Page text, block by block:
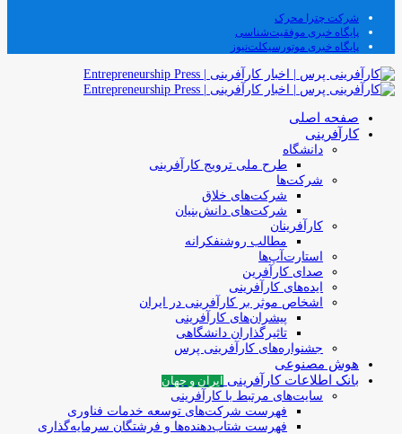
شرکت چترا محرک
پایگاه خبری موفقیت‌شناسی
پایگاه خبری موتورسیکلت‌نیوز
صفحه اصلی
کارآفرینی
دانشگاه
طرح ملی ترویج کارآفرینی
شرکت‌ها
شرکت‌های خلاق
شرکت‌های دانش‌بنیان
کارآفرینان
مطالب روشنفکرانه
استارت‌آپ‌ها
صدای کارآفرین
ایده‌های کارآفرینی
اشخاص موثر بر کارآفرینی در ایران
پیشران‌های کارآفرینی
تاثیرگذاران دانشگاهی
جشنواره‌های کارآفرینی‌ پرس
هوش مصنوعی
بانک اطلاعات کارآفرینی
ایران و جهان
سایت‌های مرتبط با کارآفرینی
فهرست شرکت‌های‌‌ توسعه‌ خدمات فناوری
فهرست شتاب‌دهنده‌ها‌ و فرشتگان‌ سرمایه‌گذاری